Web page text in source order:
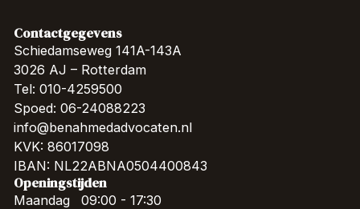
Contactgegevens
Schiedamseweg 141A-143A
3026 AJ – Rotterdam
Tel: 010-4259500
Spoed: 06-24088223
info@benahmedadvocaten.nl
KVK: 86017098
IBAN: NL22ABNA0504400843
Openingstijden
Maandag
09:00 - 17:30